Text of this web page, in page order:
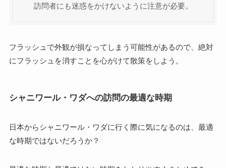
訪問者にも迷惑をかけないように注意が必要。
フラッシュで外観が損なってしまう可能性があるので、絶対
にフラッシュを消すことを心がけて散策をしよう。
シャニワール・ワダへの訪問の最適な時期
日本からシャニワール・ワダに行く際に気になるのは、最適
な時期ではないだろうか？